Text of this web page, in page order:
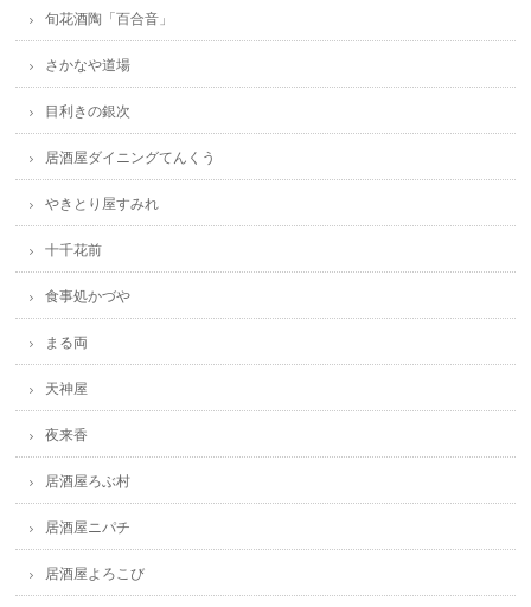
旬花酒陶「百合音」
さかなや道場
目利きの銀次
居酒屋ダイニングてんくう
やきとり屋すみれ
十千花前
食事処かづや
まる両
天神屋
夜来香
居酒屋ろぶ村
居酒屋ニパチ
居酒屋よろこび